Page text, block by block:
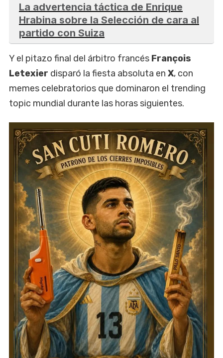
La advertencia táctica de Enrique
Hrabina sobre la Selección de cara al
partido con Suiza
Y el pitazo final del árbitro francés François
Letexier disparó la fiesta absoluta en X, con
memes celebratorios que dominaron el trending
topic mundial durante las horas siguientes.